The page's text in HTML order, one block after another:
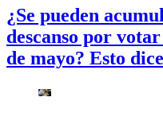
¿Se pueden
descanso por
de mayo? Esto